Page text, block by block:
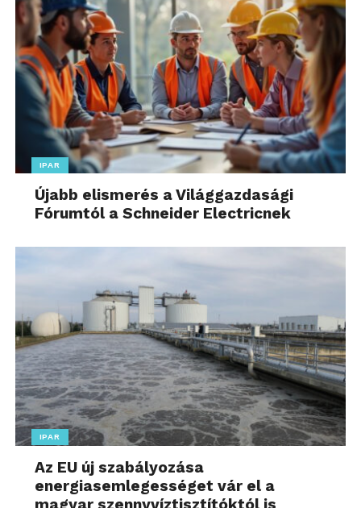
IPAR
Újabb elismerés a Világgazdasági
Fórumtól a Schneider Electricnek
IPAR
Az EU új szabályozása
energiasemlegességet vár el a
magyar szennyvíztisztítóktól is